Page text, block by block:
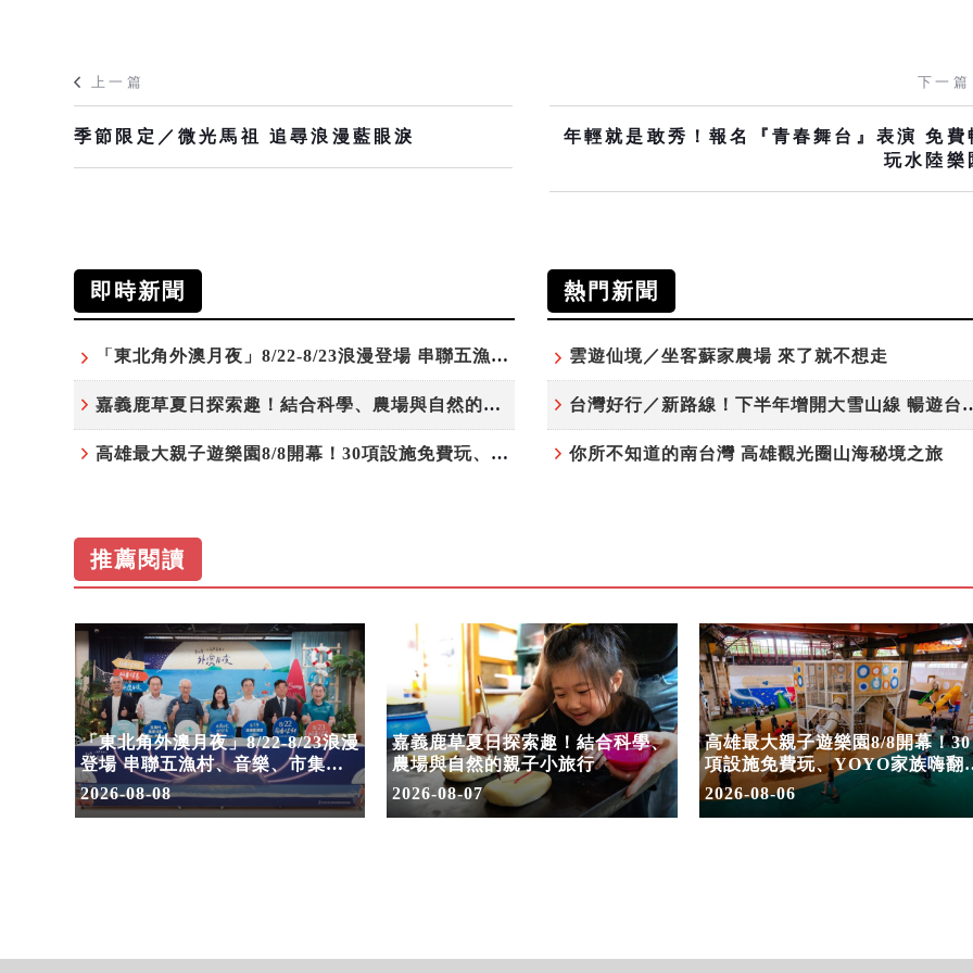
上一篇
季節限定／微光馬祖 追尋浪漫藍眼淚
下一篇
年輕就是敢秀！報名『青春舞台』表演 免費
玩水陸樂
即時新聞
「東北角外澳月夜」8/22-8/23浪漫登場 串聯五漁村、音樂、市集、火舞與慢旅共度夏夜
嘉義鹿草夏日探索趣！結合科學、農場與自然的親子小旅行
高雄最大親子遊樂園8/8開幕！30項設施免費玩、YOYO家族嗨翻暑假
熱門新聞
雲遊仙境／坐客蘇家農場 來了就不想走
台灣好行／新路線！下半
你所不知道的南台灣 高雄觀光圈山海秘境之旅
推薦閱讀
「東北角外澳月夜」8/22-8/23浪漫
登場 串聯五漁村、音樂、市集、
火舞與慢旅共度夏夜
2026-08-08
嘉義鹿草夏日探索趣！結合科學、
農場與自然的親子小旅行
2026-08-07
高雄最大親子遊樂園8/8開幕！30
項設施免費玩、YOYO家族嗨翻
假
2026-08-06